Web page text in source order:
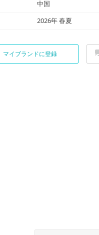
中国
2026年 春夏
マイブランドに登録